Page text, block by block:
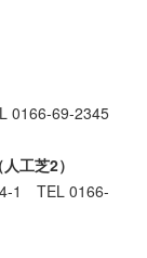
0166-69-2345
工芝2）
1 TEL 0166-